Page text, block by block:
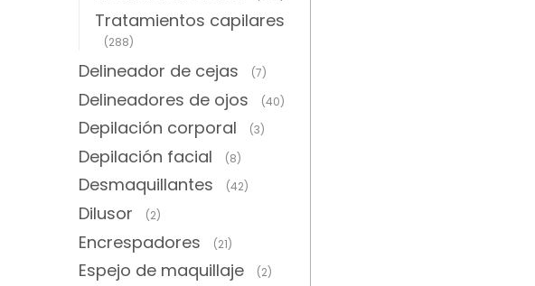
Tratamientos capilares
(288)
Delineador de cejas (7)
Delineadores de ojos (40)
Depilación corporal (3)
Depilación facial (8)
Desmaquillantes (42)
Dilusor (2)
Encrespadores (21)
Espejo de maquillaje (2)